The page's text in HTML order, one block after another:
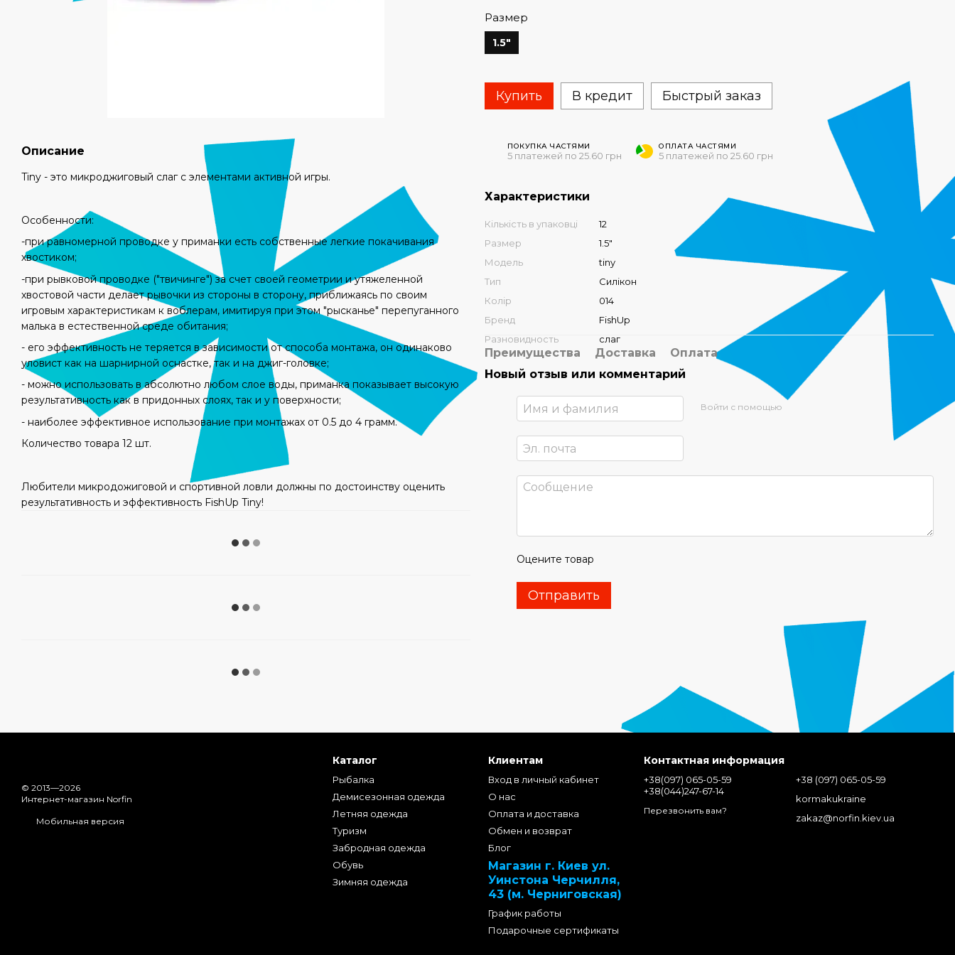
Описание
Tiny - это микроджиговый слаг с элементами активной игры.
Особенности:
-при равномерной проводке у приманки есть собственные легкие покачивания
хвостиком;
-при рывковой проводке ("твичинге") за счет своей геометрии и утяжеленной
хвостовой части делает рывочки из стороны в сторону, приближаясь по своим
игровым характеристикам к воблерам, имитируя при этом "рысканье" перепуганного
малька в естественной среде обитания;
- его эффективность не теряется в зависимости от способа монтажа, он одинаково
уловист как на шарнирной оснастке, так и на джиг-головке;
- можно использовать в абсолютно любом слое воды, приманка показывает высокую
результативность как в придонных слоях, так и у поверхности;
- наиболее эффективное использование при монтажах от 0.5 до 4 грамм.
Количество товара 12 шт.
Любители микродожиговой и спортивной ловли должны по достоинству оценить
результативность и эффективность FishUp Tiny!
Размер
1.5"
Купить В кредит Быстрый заказ
ПОКУПКА ЧАСТЯМИ
5 платежей по 25.60 грн
ОПЛАТА ЧАСТЯМИ
5 платежей по 25.60 грн
Характеристики
Кількість в упаковці
12
Размер
1.5"
Модель
tiny
Тип
Силікон
Колір
014
Бренд
FishUp
Разновидность
слаг
Преимущества Доставка
Оплата
Новый отзыв или комментарий
Войти с помощью
Оцените товар
Отправить
© 2013—2026
Интернет-магазин Norfin
Мобильная версия
Каталог
Рыбалка
Демисезонная одежда
Летняя одежда
Туризм
Забродная одежда
Обувь
Зимняя одежда
Клиентам
Вход в личный кабинет
О нас
Оплата и доставка
Обмен и возврат
Блог
Магазин г. Киев ул.
Уинстона Черчилля,
43 (м. Черниговская)
График работы
Подарочные сертификаты
Контактная информация
+38(097) 065-05-59
+38(044)247-67-14
Перезвонить вам?
+38 (097) 065-05-59
kormakukraine
zakaz@norfin.kiev.ua